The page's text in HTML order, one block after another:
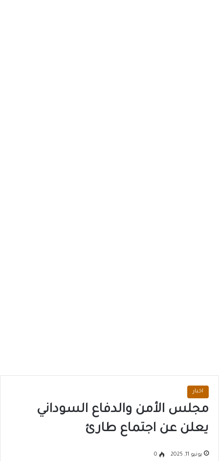
اخبار
مجلس الأمن والدفاع السوداني
يعلن عن اجتماع طارئ
يونيو 11, 2025 0